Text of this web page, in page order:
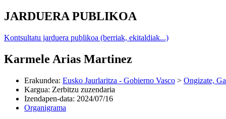
JARDUERA PUBLIKOA
Kontsultatu jarduera publikoa (berriak, ekitaldiak...)
Karmele Arias Martinez
Erakundea: Eusko Jaurlaritza - Gobierno Vasco > Ongizate,
Kargua: Zerbitzu zuzendaria
Izendapen-data: 2024/07/16
Organigrama